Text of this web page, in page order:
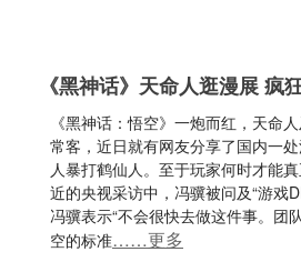
《黑神话》天命人逛漫展 疯
《黑神话：悟空》一炮而红，天命
常客，近日就有网友分享了国内一
人暴打鹤仙人。至于玩家何时才能
近的央视采访中，冯骥被问及“游戏
冯骥表示“不会很快去做这件事。团
空的标准……更多